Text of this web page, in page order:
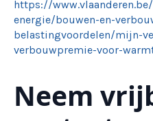
https://
energie/bouwen-en-
belastingvoordelen/mijn-
verbouwpremie-voor-
Neem